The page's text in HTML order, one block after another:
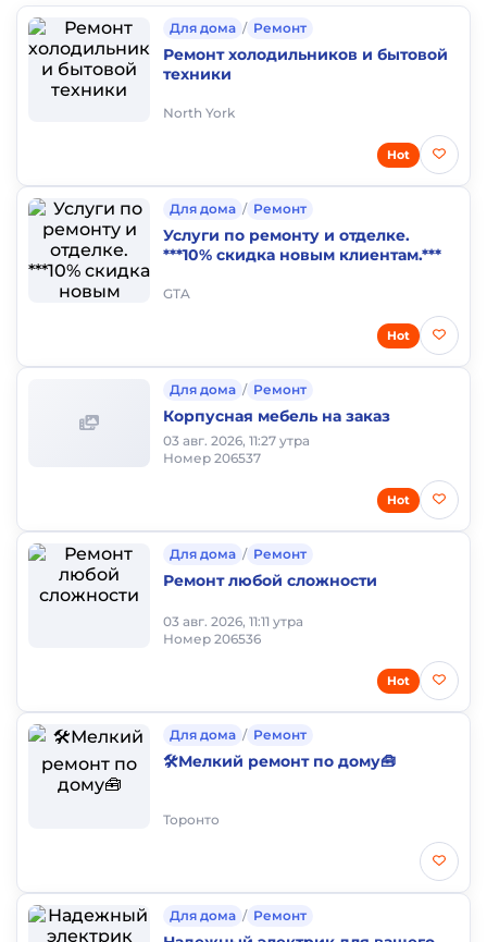
Для дома / Ремонт
Ремонт холодильников и бытовой
техники
North York
Hot
Для дома / Ремонт
Услуги по ремонту и отделке.
***10% скидка новым клиентам.***
GTA
Hot
Для дома / Ремонт
Корпусная мебель на заказ
03 авг. 2026, 11:27 утра
Номер 206537
Hot
Для дома / Ремонт
Ремонт любой сложности
03 авг. 2026, 11:11 утра
Номер 206536
Hot
Для дома / Ремонт
🛠️Мелкий ремонт по дому🧰
Торонто
Для дома / Ремонт